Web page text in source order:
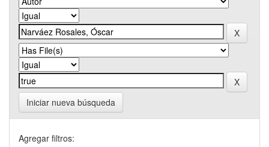
Iniciar nueva búsqueda
Agregar filtros: